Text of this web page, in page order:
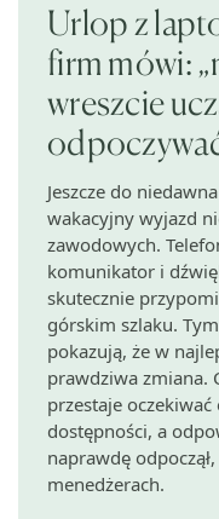
Urlop z
firm mówi:
wreszcie
Jeszcze do
wakacyjny wyjazd
zawodowych.
komunikator i
skutecznie
górskim szlaku.
pokazują, że w
prawdziwa zmiana.
przestaje
dostępności, a
naprawdę
menedżerach.